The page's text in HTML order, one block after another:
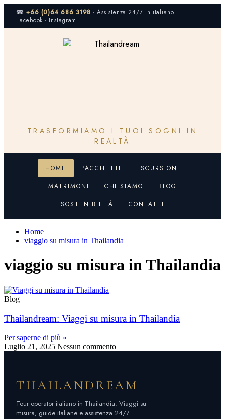
☎ +66 (0)64 686 3198 · Assistenza 24/7 in italiano
Facebook · Instagram
TRASFORMIAMO I TUOI SOGNI IN
REALTÀ
HOME PACCHETTI
ESCURSIONI
MATRIMONI
CHI SIAMO
BLOG
SOSTENIBILITÀ
CONTATTI
Home
viaggio su misura in Thailandia
viaggio su misura in Thailandia
Blog
Thailandream: Viaggi su misura in Thailandia
Per saperne di più »
Luglio 21, 2025 Nessun commento
THAILANDREAM
Tour operator italiano in Thailandia. Viaggi su
misura, guide italiane e assistenza 24/7.